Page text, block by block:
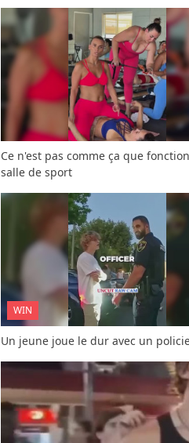
Ce n'est pas comme ça que
salle de sport
WIN
Un jeune joue le dur avec un